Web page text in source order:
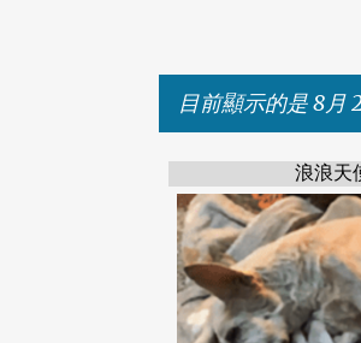
目前顯示的是 8月
發
表
文
章
浪浪天